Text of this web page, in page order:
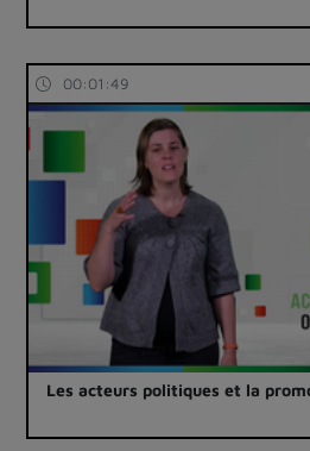
00:01:49
Les acteurs politiques et la